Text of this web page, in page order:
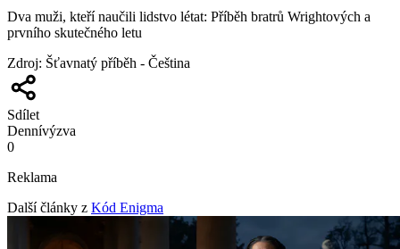
Dva muži, kteří naučili lidstvo létat: Příběh bratrů Wrightových a
prvního skutečného letu
Zdroj: Šťavnatý příběh - Čeština
Sdílet
Dennívýzva
0
Reklama
Další články z Kód Enigma